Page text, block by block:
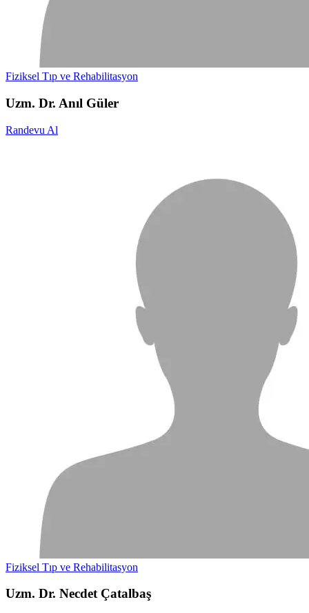
Fiziksel Tıp ve Rehabilitasyon
Uzm. Dr. Anıl Güler
Randevu Al
Fiziksel Tıp ve Rehabilitasyon
Uzm. Dr. Necdet Çatalbaş